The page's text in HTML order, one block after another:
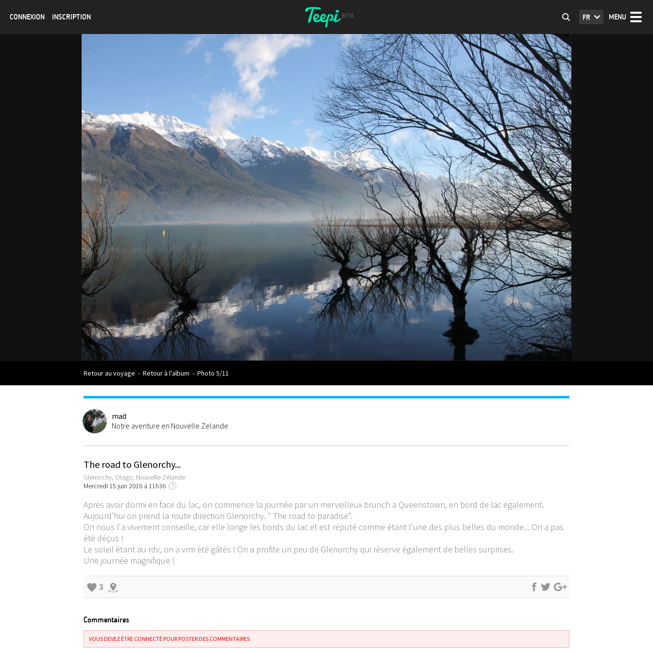
CONNEXION INSCRIPTION MENU
FR
Retour au voyage - Retour à l'album - Photo 5/11
mad
Notre aventure en Nouvelle Zelande
The road to Glenorchy...
Glenorchy, Otago, Nouvelle-Zélande
Mercredi 15 juin 2016 à 11h36
?
Après avoir dormi en face du lac, on commence la journée par un merveilleux brunch a Queenstown, en bord de lac également.
Aujourd’hui on prend la route direction Glenorchy. " The road to paradise".
On nous l'a vivement conseille, car elle longe les bords du lac et est réputé comme étant l'une des plus belles du monde... On a pas
été déçus !
Le soleil étant au rdv, on a vrm été gâtés ! On a profite un peu de Glenorchy qui réserve également de belles surprises.
Une journée magnifique !
3
Commentaires
VOUS DEVEZ ÊTRE CONNECTÉ POUR POSTER DES COMMENTAIRES